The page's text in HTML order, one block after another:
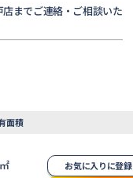
までご連絡・ご相談いた
面積
お気に入りに登録